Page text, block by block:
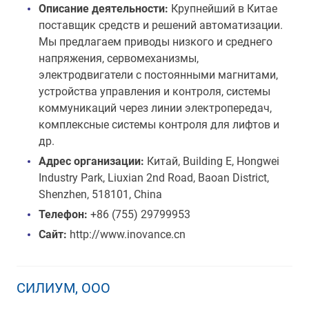
Описание деятельности: Крупнейший в Китае
поставщик средств и решений автоматизации.
Мы предлагаем приводы низкого и среднего
напряжения, сервомеханизмы,
электродвигатели с постоянными магнитами,
устройства управления и контроля, системы
коммуникаций через линии электропередач,
комплексные системы контроля для лифтов и
др.
Адрес организации: Китай, Building E, Hongwei
Industry Park, Liuxian 2nd Road, Baoan District,
Shenzhen, 518101, China
Телефон: +86 (755) 29799953
Сайт: http://www.inovance.cn
СИЛИУМ, ООО